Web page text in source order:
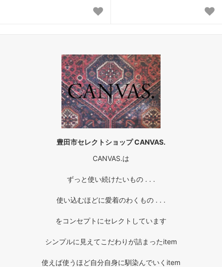
豊田市セレクトショップ CANVAS.
CANVAS.は
ずっと使い続けたいもの . . .
使い込むほどに愛着のわくもの . . .
をコンセプトにセレクトしています
シンプルに見えてこだわりが詰まったitem
使えば使うほど自分自身に馴染んでいくitem